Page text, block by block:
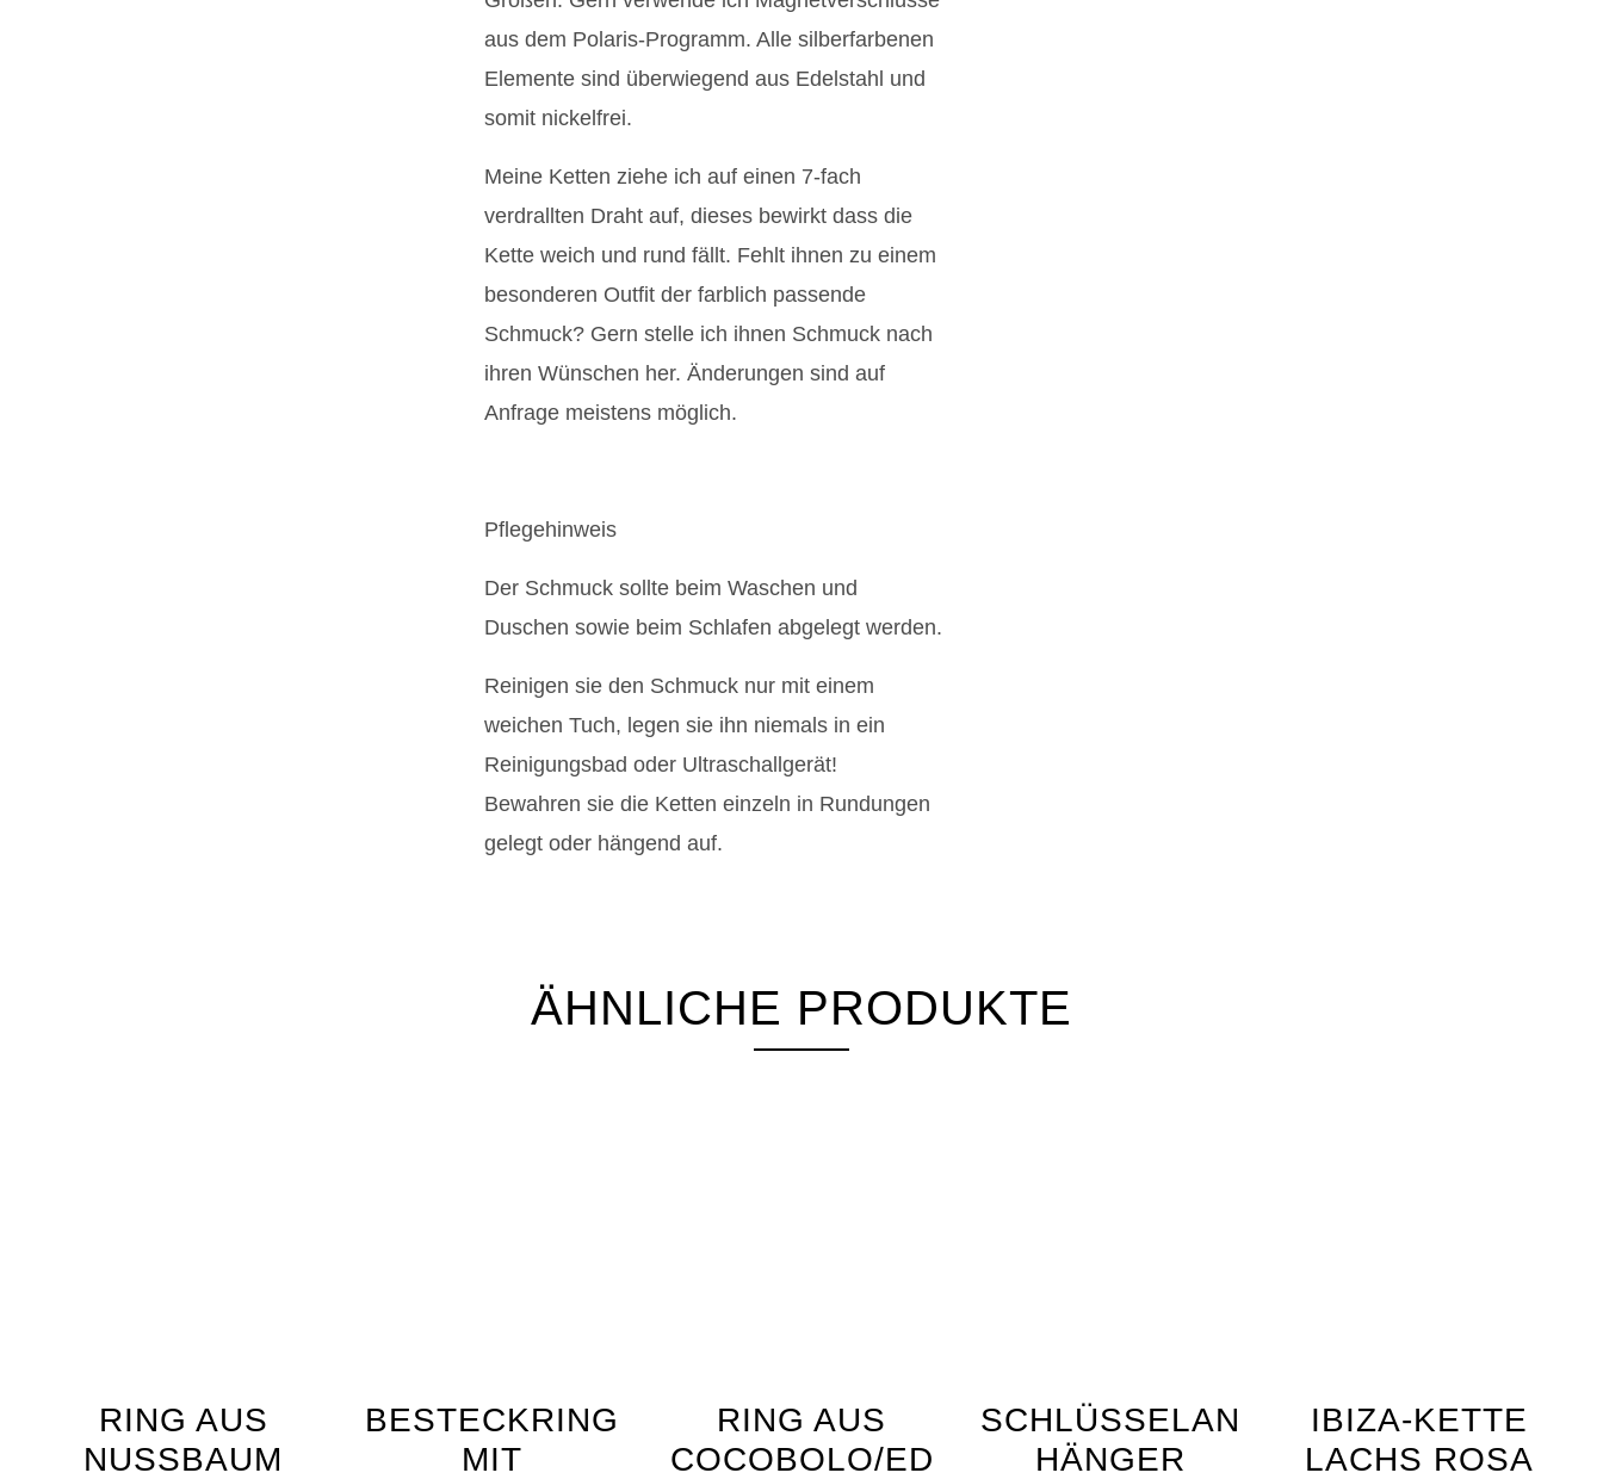
aus dem Polaris-Programm. Alle silberfarbenen
Elemente sind überwiegend aus Edelstahl und
somit nickelfrei.
Meine Ketten ziehe ich auf einen 7-fach
verdrallten Draht auf, dieses bewirkt dass die
Kette weich und rund fällt. Fehlt ihnen zu einem
besonderen Outfit der farblich passende
Schmuck? Gern stelle ich ihnen Schmuck nach
ihren Wünschen her. Änderungen sind auf
Anfrage meistens möglich.
Pflegehinweis
Der Schmuck sollte beim Waschen und
Duschen sowie beim Schlafen abgelegt werden.
Reinigen sie den Schmuck nur mit einem
weichen Tuch, legen sie ihn niemals in ein
Reinigungsbad oder Ultraschallgerät!
Bewahren sie die Ketten einzeln in Rundungen
gelegt oder hängend auf.
ÄHNLICHE PRODUKTE
RING AUS
NUSSBAUM
BESTECKRING
MIT
RING AUS
COCOBOLO/ED
SCHLÜSSELAN
HÄNGER
IBIZA-KETTE
LACHS ROSA